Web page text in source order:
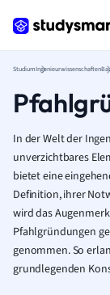
StudiumIngenieurwissenschaften
In der Welt der
unverzichtbares
bietet eine
Definition, ihrer
wird das
Pfahlgründungen
genommen. So
grundlegenden